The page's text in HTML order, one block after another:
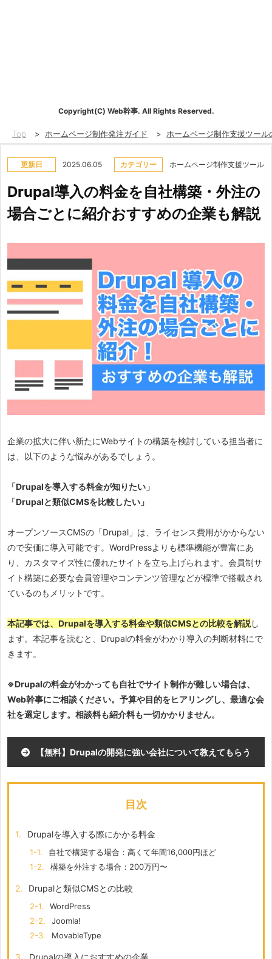
Copyright(C) Web幹事. All Rights Reserved.
Top > ホームページ制作発注ガイド > ホームページ制作支援ツール
更新日 2025.06.05 カテゴリー ホームページ制作支援ツール
Drupal導入の料金を自社構築・外注の
場合ごとに紹介おすすめの企業も解説
企業の拡大に伴い新たにWebサイトの構築を検討している担当者に
は、以下のような悩みがあるでしょう。
「Drupalを導入する料金が知りたい」
「Drupalと類似CMSを比較したい」
オープンソースCMSの「Drupal」は、ライセンス費用がかからない
ので安価に導入可能です。WordPressよりも標準機能が豊富にあ
り、カスタマイズ性に優れたサイトを立ち上げられます。会員制サ
イト構築に必要な会員管理やコンテンツ管理などが標準で搭載され
ているのもメリットです。
本記事では、Drupalを導入する料金や類似CMSとの比較を解説し
ます。本記事を読むと、Drupalの料金がわかり導入の判断材料にで
きます。
※Drupalの料金がわかっても自社でサイト制作が難しい場合は、
Web幹事にご相談ください。予算や目的をヒアリングし、最適な会
社を選定します。相談料も紹介料も一切かかりません。
【無料】Drupalの開発に強い会社について教えてもらう
目次
1. Drupalを導入する際にかかる料金
1-1.
自社で構築する場合：高くて年間16,000円ほど
1-2.
構築を外注する場合：200万円〜
2. Drupalと類似CMSとの比較
2-1.
WordPress
2-2.
Joomla!
2-3.
MovableType
3. Drupalの導入におすすめの企業